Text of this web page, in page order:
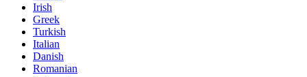
Irish
Greek
Turkish
Italian
Danish
Romanian